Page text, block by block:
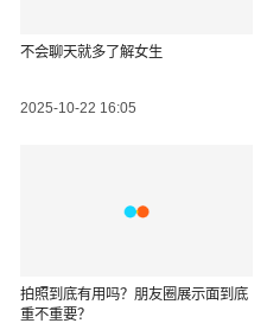
不会聊天就多了解女生
2025-10-22 16:05
拍照到底有用吗？朋友圈展示面到底
重不重要？